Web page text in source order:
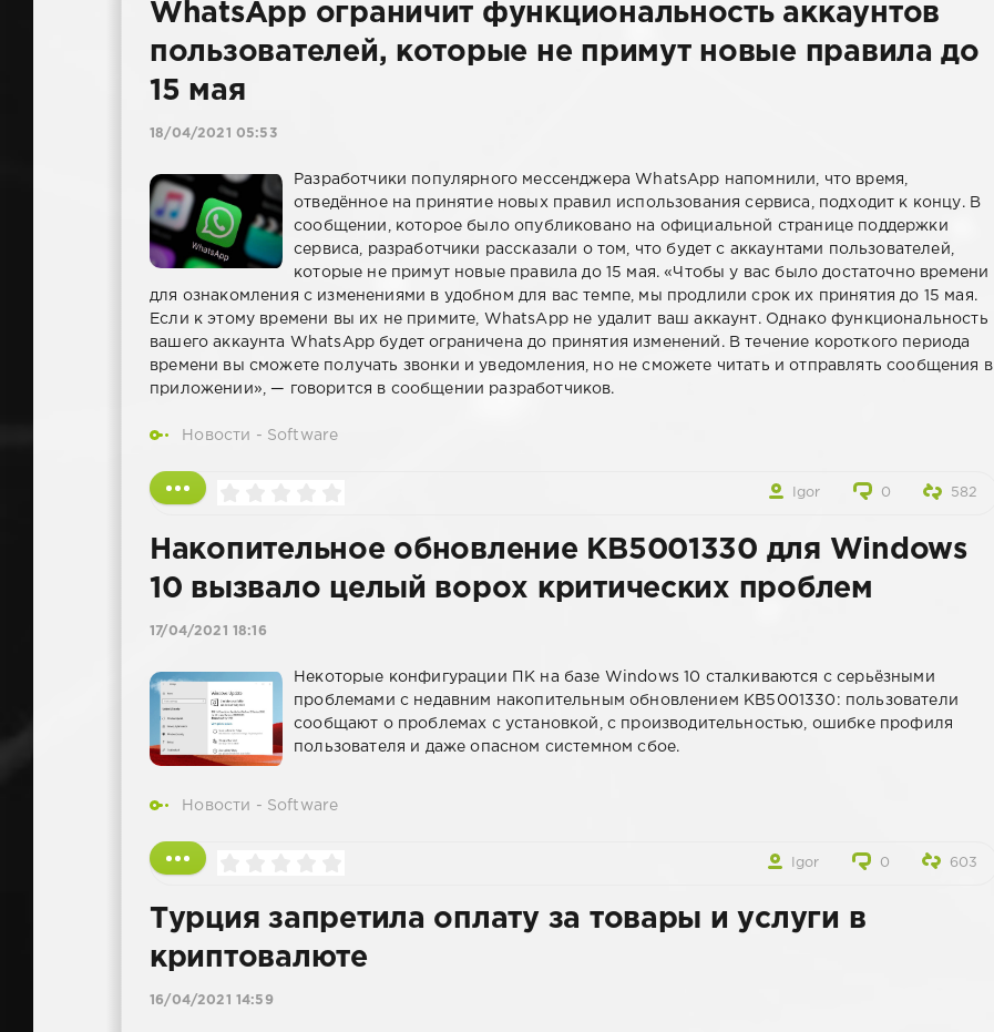
WhatsApp ограничит функциональность аккаунтов
пользователей, которые не примут новые правила до
15 мая
18/04/2021 05:53
Разработчики популярного мессенджера WhatsApp напомнили, что время,
отведённое на принятие новых правил использования сервиса, подходит к концу. В
сообщении, которое было опубликовано на официальной странице поддержки
сервиса, разработчики рассказали о том, что будет с аккаунтами пользователей,
которые не примут новые правила до 15 мая. «Чтобы у вас было достаточно времени
для ознакомления с изменениями в удобном для вас темпе, мы продлили срок их принятия до 15 мая.
Если к этому времени вы их не примите, WhatsApp не удалит ваш аккаунт. Однако функциональность
вашего аккаунта WhatsApp будет ограничена до принятия изменений. В течение короткого периода
времени вы сможете получать звонки и уведомления, но не сможете читать и отправлять сообщения в
приложении», — говорится в сообщении разработчиков.
Новости - Software
Igor 0 582
Накопительное обновление KB5001330 для Windows
10 вызвало целый ворох критических проблем
17/04/2021 18:16
Некоторые конфигурации ПК на базе Windows 10 сталкиваются с серьёзными
проблемами с недавним накопительным обновлением KB5001330: пользователи
сообщают о проблемах с установкой, с производительностью, ошибке профиля
пользователя и даже опасном системном сбое.
Новости - Software
Igor 0 603
Турция запретила оплату за товары и услуги в
криптовалюте
16/04/2021 14:59